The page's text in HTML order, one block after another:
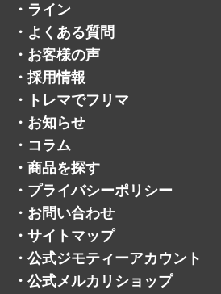
・ ライン
・ よくある質問
・ お客様の声
・ 採用情報
・
トレマでフリマ
・ お知らせ
・ コラム
・ 商品を探す
・ プライバシーポリシー
・ お問い合わせ
・ サイトマップ
・ 公式ジモティーアカウント
・ 公式メルカリショップ